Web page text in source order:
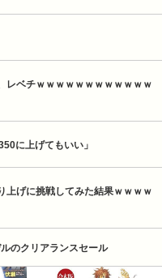
レベチｗｗｗｗｗｗｗｗｗｗｗｗ
に上げてもいい」
上げに挑戦してみた結果ｗｗｗｗ
のクリアランスセール